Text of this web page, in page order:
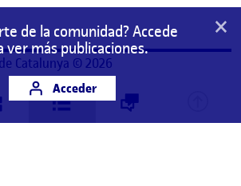
de la comunidad? Accede
ver más publicaciones.
Acceder
×
Catalunya © 2026